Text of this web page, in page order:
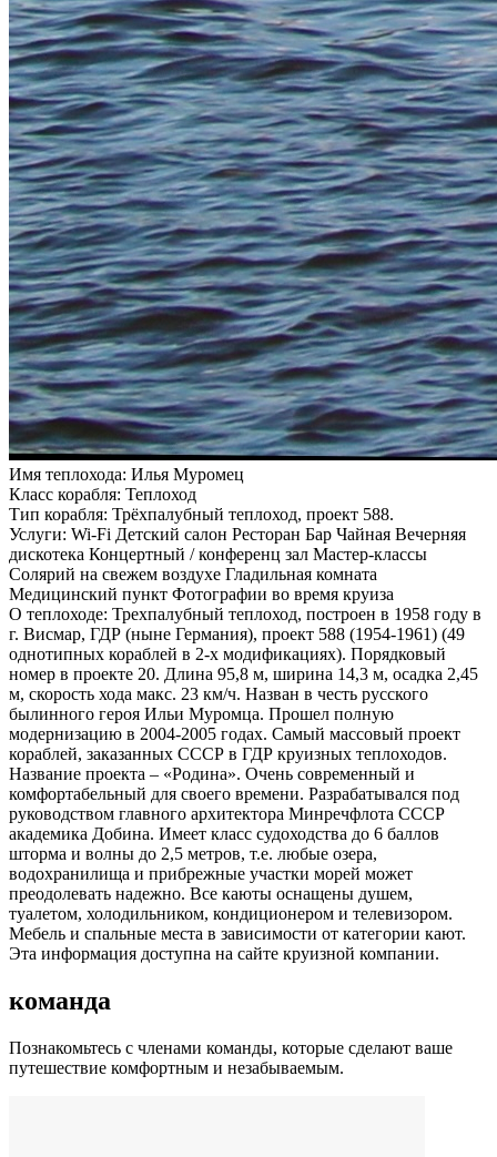
Имя теплохода: Илья Муромец
Класс корабля: Теплоход
Тип корабля: Трёхпалубный теплоход, проект 588.
Услуги: Wi-Fi Детский салон Ресторан Бар Чайная Вечерняя
дискотека Концертный / конференц зал Мастер-классы
Солярий на свежем воздухе Гладильная комната
Медицинский пункт Фотографии во время круиза
О теплоходе: Трехпалубный теплоход, построен в 1958 году в
г. Висмар, ГДР (ныне Германия), проект 588 (1954-1961) (49
однотипных кораблей в 2-х модификациях). Порядковый
номер в проекте 20. Длина 95,8 м, ширина 14,3 м, осадка 2,45
м, скорость хода макс. 23 км/ч. Назван в честь русского
былинного героя Ильи Муромца. Прошел полную
модернизацию в 2004-2005 годах. Самый массовый проект
кораблей, заказанных СССР в ГДР круизных теплоходов.
Название проекта – «Родина». Очень современный и
комфортабельный для своего времени. Разрабатывался под
руководством главного архитектора Минречфлота СССР
академика Добина. Имеет класс судоходства до 6 баллов
шторма и волны до 2,5 метров, т.е. любые озера,
водохранилища и прибрежные участки морей может
преодолевать надежно. Все каюты оснащены душем,
туалетом, холодильником, кондиционером и телевизором.
Мебель и спальные места в зависимости от категории кают.
Эта информация доступна на сайте круизной компании.
команда
Познакомьтесь с членами команды, которые сделают ваше
путешествие комфортным и незабываемым.